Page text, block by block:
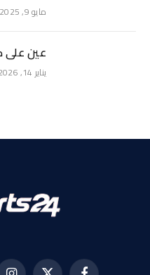
مايو 9, 2025
عين على كان 2027 من
يناير 14, 2026